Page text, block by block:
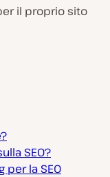
il proprio sito
SEO?
la SEO